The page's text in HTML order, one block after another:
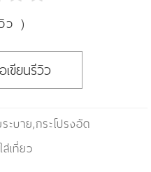
ว )
เขียนรีวิว
ะบาย,กระโปรงอัด
ส่เที่ยว